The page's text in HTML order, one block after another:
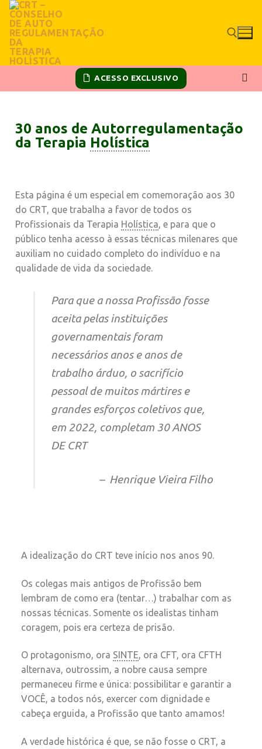
ACESSO EXCLUSIVO
30 anos de Autorregulamentação
da Terapia Holística
Esta página é um especial em comemoração aos 30
do CRT, que trabalha a favor de todos os
Profissionais da Terapia Holística , e para que o
público tenha acesso à essas técnicas milenares que
auxiliam no cuidado completo do indivíduo e na
qualidade de vida da sociedade.
Para que a nossa Profissão fosse
aceita pelas instituições
governamentais foram
necessários anos e anos de
trabalho árduo, o sacrifício
pessoal de muitos mártires e
grandes esforços coletivos que,
em 2022, completam 30 ANOS
DE CRT
– Henrique Vieira Filho
A idealização do CRT teve início nos anos 90.
Os colegas mais antigos de Profissão bem
lembram de como era (tentar…) trabalhar com as
nossas técnicas. Somente os idealistas tinham
coragem, pois era certeza de prisão.
O protagonismo, ora SINTE, ora CFT, ora CFTH
alternava, outrossim, a nobre causa sempre
permaneceu firme e única: possibilitar e garantir a
VOCÊ, a todos nós, exercer com dignidade e
cabeça erguida, a Profissão que tanto amamos!
A verdade histórica é que, se não fosse o CRT, a